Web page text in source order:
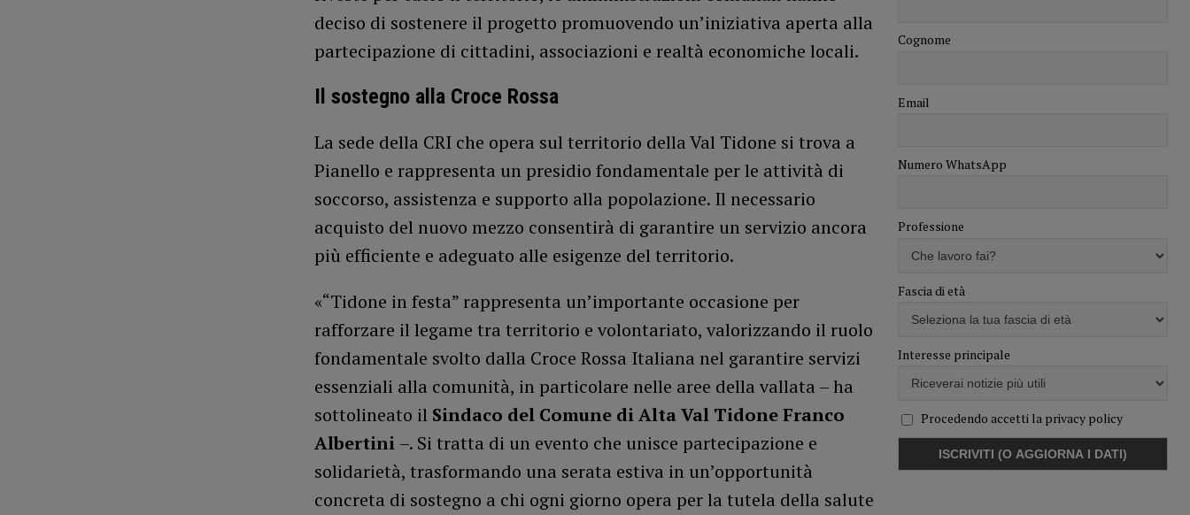
deciso di sostenere il progetto promuovendo un’iniziativa aperta alla
partecipazione di cittadini, associazioni e realtà economiche locali.
Il sostegno alla Croce Rossa
La sede della CRI che opera sul territorio della Val Tidone si trova a
Pianello e rappresenta un presidio fondamentale per le attività di
soccorso, assistenza e supporto alla popolazione. Il necessario
acquisto del nuovo mezzo consentirà di garantire un servizio ancora
più efficiente e adeguato alle esigenze del territorio.
«“Tidone in festa” rappresenta un’importante occasione per
rafforzare il legame tra territorio e volontariato, valorizzando il ruolo
fondamentale svolto dalla Croce Rossa Italiana nel garantire servizi
essenziali alla comunità, in particolare nelle aree della vallata – ha
sottolineato il Sindaco del Comune di Alta Val Tidone Franco
Albertini –. Si tratta di un evento che unisce partecipazione e
solidarietà, trasformando una serata estiva in un’opportunità
concreta di sostegno a chi ogni giorno opera per la tutela della salute
Cognome
Email
Numero WhatsApp
Professione
Fascia di età
Interesse principale
Procedendo accetti la privacy policy